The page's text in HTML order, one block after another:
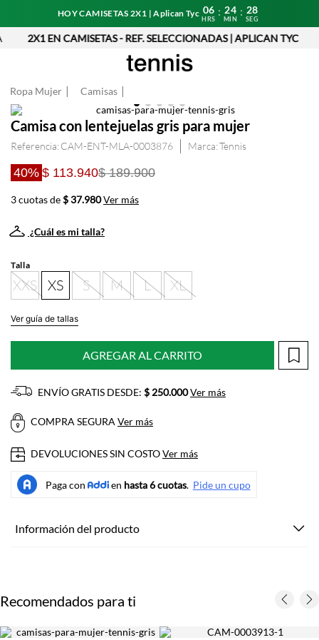
HOY CAMISETAS 2X1 | Aplican Tyc 06
HRS
: 24
MIN
: 27
SEG
2X1 EN CAMISETAS - REF. SELECCIONADAS | APLICAN TYC
Ropa Mujer Camisas
Camisa con lentejuelas gris para mujer
Referencia: CAM-ENT-MLA-0003876 Tennis
40% $ 113.940$ 189.900
3 cuotas de$ 37.980Ver más
¿Cuál es mi talla?
Talla
XXS XS S M L XL
Ver guía de tallas
AGREGAR AL CARRITO
ENVÍO GRATIS DESDE: $ 250.000Ver más
COMPRA SEGURA Ver más
DEVOLUCIONES SIN COSTOVer más
Información del producto
Recomendados para ti